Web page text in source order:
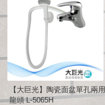
【大巨光】陶瓷面盆單孔兩用
龍頭 L-5065H